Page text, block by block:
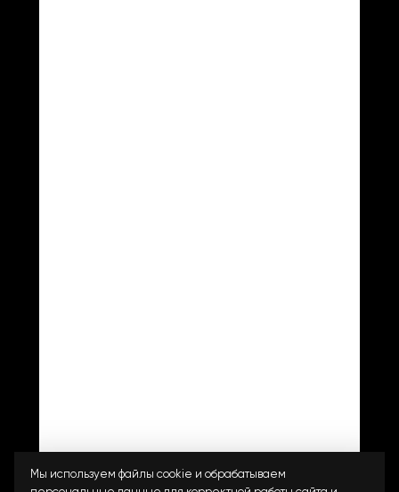
официальный партнер
Мы используем файлы cookie и обрабатываем